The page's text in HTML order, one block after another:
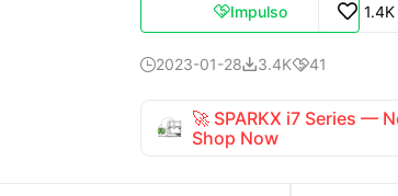
Impulso 1.4K
2023-01-283.4K41
🚀 SPARKX i7 Series —
Shop Now